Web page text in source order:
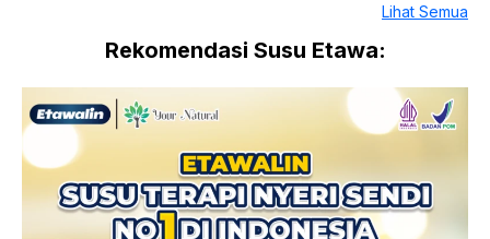
Lihat Semua
Rekomendasi Susu Etawa: